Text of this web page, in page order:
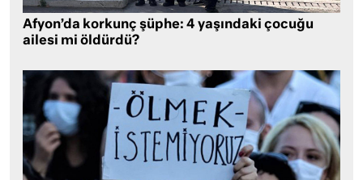
Afyon’da korkunç şüphe: 4 yaşındaki çocuğu
ailesi mi öldürdü?